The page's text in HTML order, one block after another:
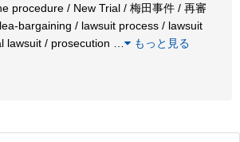
procedure / New Trial / 梅田事件 / 再審
bargaining / lawsuit process / lawsuit
lawsuit / prosecution
もっと見る